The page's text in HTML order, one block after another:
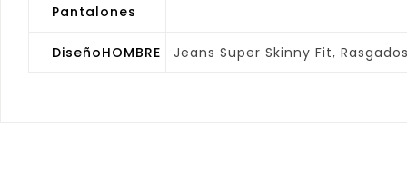
Pantalones
DiseñoHOMBRE Jeans Super Skinny Fit,